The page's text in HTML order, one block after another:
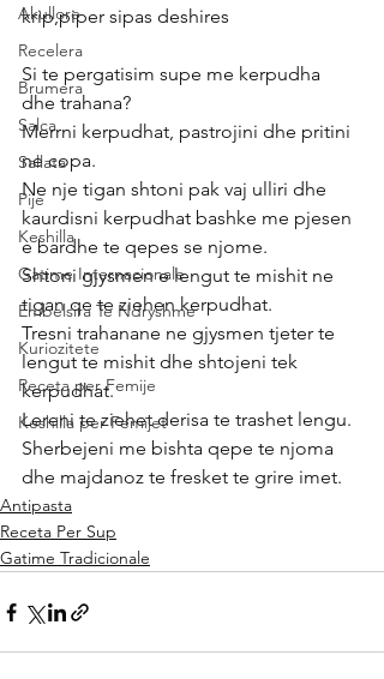
Akullore
Recelera
Brumera
Salca
Sallata
Pije
Keshilla
Gatime Internacionale
Embelsira Te Ndryshme
Kuriozitete
Receta per Femije
Keshilla per Femijet
krip,piper sipas deshires
Si te pergatisim supe me kerpudha
dhe trahana?
Merrni kerpudhat, pastrojini dhe pritini
ne copa.
Ne nje tigan shtoni pak vaj ulliri dhe
kaurdisni kerpudhat bashke me pjesen
e bardhe te qepes se njome.
Shtoni gjysmen e lengut te mishit ne
tigan qe te ziehen kerpudhat.
Tresni trahanane ne gjysmen tjeter te
lengut te mishit dhe shtojeni tek
kerpudhat.
Lereni te ziehet derisa te trashet lengu.
Sherbejeni me bishta qepe te njoma
dhe majdanoz te fresket te grire imet.
Antipasta
Receta Per Sup
Gatime Tradicionale